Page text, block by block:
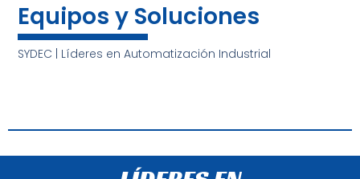
Equipos y Soluciones
SYDEC | Líderes en Automatización Industrial